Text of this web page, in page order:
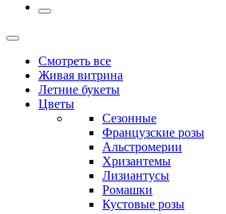
Смотреть все
Живая витрина
Летние букеты
Цветы
Сезонные
Французские розы
Альстромерии
Хризантемы
Лизиантусы
Ромашки
Кустовые розы